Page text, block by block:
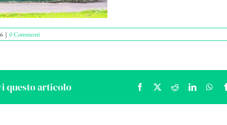
| 0 Commenti
questo articolo Facebook
X RedditLinkedIn